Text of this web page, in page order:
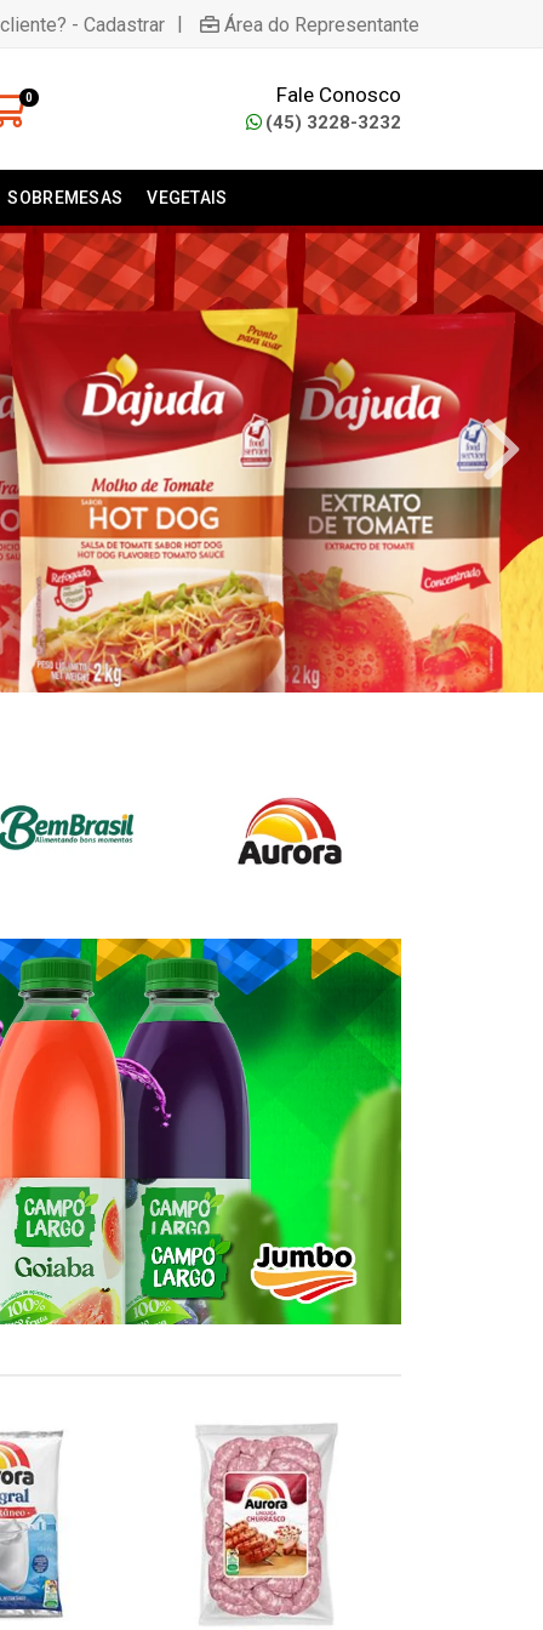
- Cadastrar | Área do Representante
0 Fale Conosco
(45) 3228-3232
SOBREMESAS VEGETAIS